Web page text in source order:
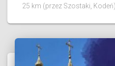
25 km (przez Szostaki,